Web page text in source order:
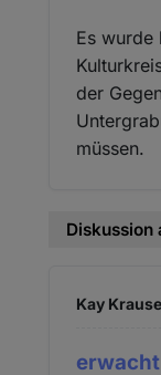
Es wurde
der
müssen.
Diskussion
Kay